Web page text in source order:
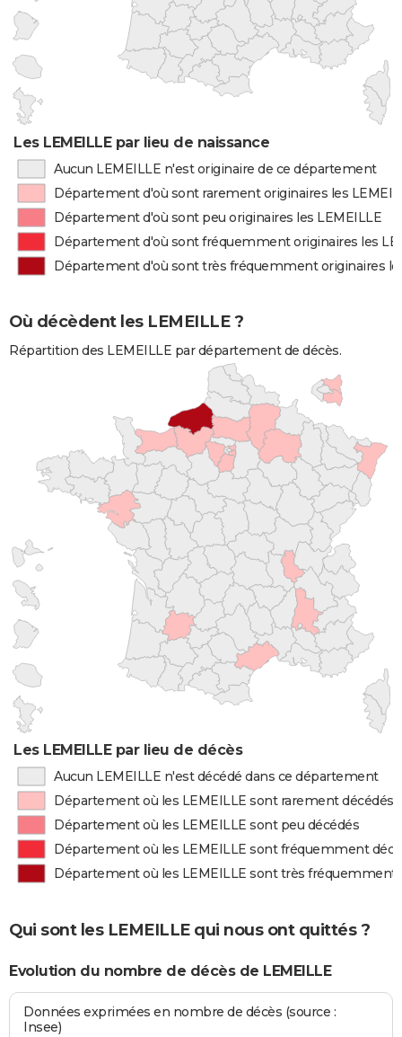
Les LEMEILLE par lieu de naissance
Aucun LEMEILLE n'est originaire de ce département
Département d'où sont rarement originaires les
Département d'où sont peu originaires les LEMEILLE
Département d'où sont fréquemment originaires les
Département d'où sont très fréquemment originaires
Où décèdent les LEMEILLE ?
Répartition des LEMEILLE par département de décès.
Les LEMEILLE par lieu de décès
Aucun LEMEILLE n'est décédé dans ce département
Département où les LEMEILLE sont rarement décédés
Département où les LEMEILLE sont peu décédés
Département où les LEMEILLE sont fréquemment
Département où les LEMEILLE sont très fréquemment
Qui sont les LEMEILLE qui nous ont quittés ?
Evolution du nombre de décès de LEMEILLE
Données exprimées en nombre de décès (source :
Insee)